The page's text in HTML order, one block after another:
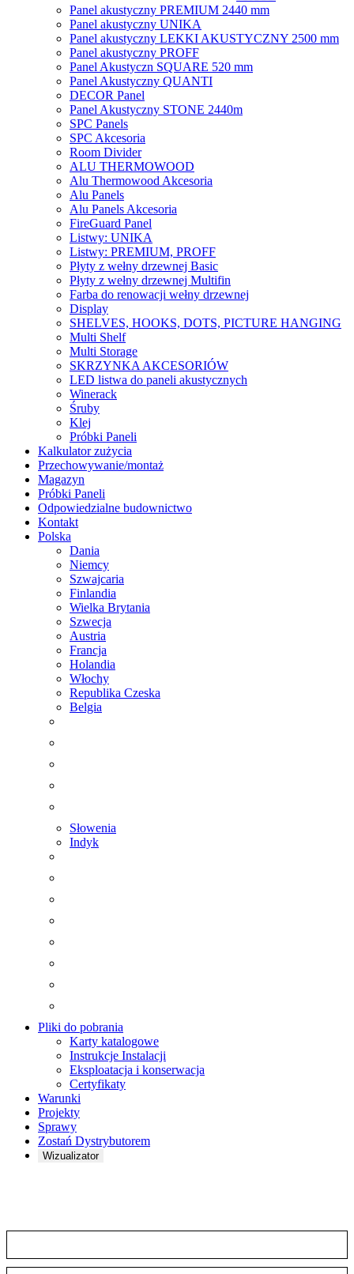
Panel akustyczny PREMIUM 2440 mm
Panel akustyczny UNIKA
Panel akustyczny LEKKI AKUSTYCZNY 2500 mm
Panel akustyczny PROFF
Panel Akustyczn SQUARE 520 mm
Panel Akustyczny QUANTI
DECOR Panel
Panel Akustyczny STONE 2440m
SPC Panels
SPC Akcesoria
Room Divider
ALU THERMOWOOD
Alu Thermowood Akcesoria
Alu Panels
Alu Panels Akcesoria
FireGuard Panel
Listwy: UNIKA
Listwy: PREMIUM, PROFF
Płyty z wełny drzewnej Basic
Płyty z wełny drzewnej Multifin
Farba do renowacji wełny drzewnej
Display
SHELVES, HOOKS, DOTS, PICTURE HANGING
Multi Shelf
Multi Storage
SKRZYNKA AKCESORIÓW
LED listwa do paneli akustycznych
Winerack
Śruby
Klej
Próbki Paneli
Kalkulator zużycia
Przechowywanie/montaż
Magazyn
Próbki Paneli
Odpowiedzialne budownictwo
Kontakt
Polska
Dania
Niemcy
Szwajcaria
Finlandia
Wielka Brytania
Szwecja
Austria
Francja
Holandia
Włochy
Republika Czeska
Belgia
Słowenia
Indyk
Pliki do pobrania
Karty katalogowe
Instrukcje Instalacji
Eksploatacja i konserwacja
Certyfikaty
Warunki
Projekty
Sprawy
Zostań Dystrybutorem
Wizualizator